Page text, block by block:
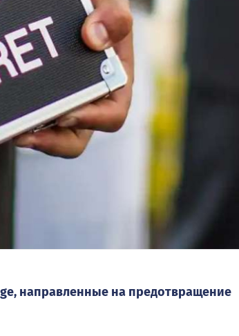
направленные на предотвращение